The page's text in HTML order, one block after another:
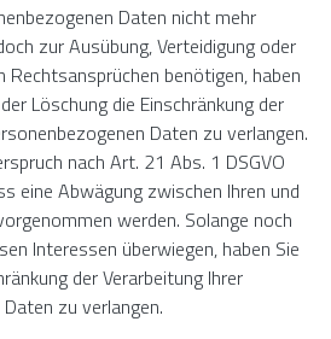
Daten nicht mehr
zur Ausübung, Verteidigung oder
Rechtsansprüchen benötigen, haben
Löschung die Einschränkung der
Daten zu verlangen.
nach Art. 21 Abs. 1 DSGVO
eine Abwägung zwischen Ihren und
werden. Solange noch
Interessen überwiegen, haben Sie
der Verarbeitung Ihrer
zu verlangen.